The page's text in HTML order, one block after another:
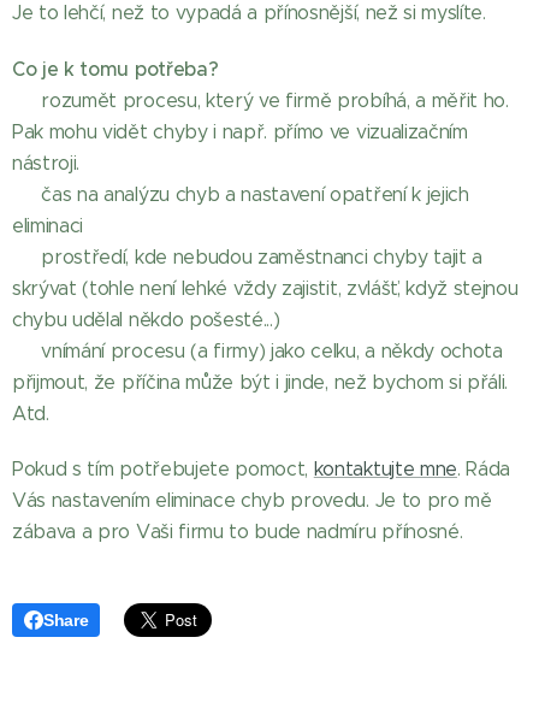
Je to lehčí, než to vypadá a přínosnější, než si myslíte.
Co je k tomu potřeba?
➕ rozumět procesu, který ve firmě probíhá, a měřit ho.
Pak mohu vidět chyby i např. přímo ve vizualizačním
nástroji.
➕ čas na analýzu chyb a nastavení opatření k jejich
eliminaci
➕ prostředí, kde nebudou zaměstnanci chyby tajit a
skrývat (tohle není lehké vždy zajistit, zvlášť, když stejnou
chybu udělal někdo pošesté...)
➕ vnímání procesu (a firmy) jako celku, a někdy ochota
přijmout, že příčina může být i jinde, než bychom si přáli.
Atd.
Pokud s tím potřebujete pomoct, kontaktujte mne. Ráda
Vás nastavením eliminace chyb provedu. Je to pro mě
zábava a pro Vaši firmu to bude nadmíru přínosné.
Share